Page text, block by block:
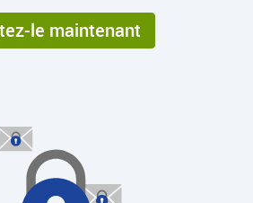
le maintenant